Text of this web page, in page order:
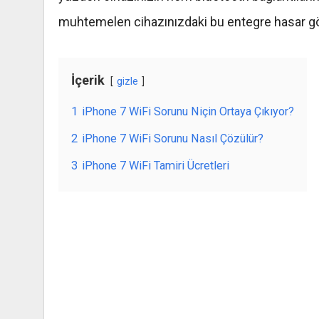
muhtemelen cihazınızdaki bu entegre hasar
İçerik gizle
1 iPhone 7 WiFi Sorunu Niçin Ortaya Çıkıyor?
2 iPhone 7 WiFi Sorunu Nasıl Çözülür?
3 iPhone 7 WiFi Tamiri Ücretleri